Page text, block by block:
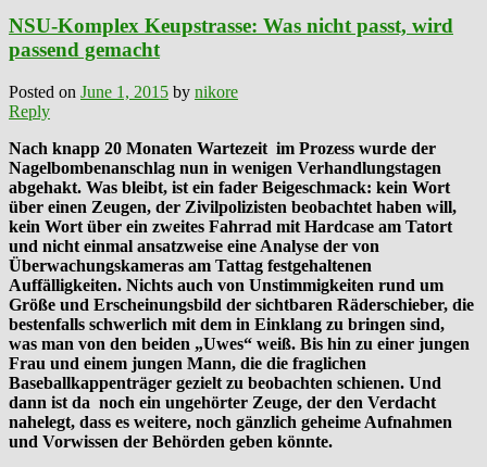
NSU-Komplex Keupstrasse: Was nicht passt, wird
passend gemacht
Posted on June 1, 2015 by nikore
Reply
Nach knapp 20 Monaten Wartezeit im Prozess wurde der
Nagelbombenanschlag nun in wenigen Verhandlungstagen
abgehakt. Was bleibt, ist ein fader Beigeschmack: kein Wort
über einen Zeugen, der Zivilpolizisten beobachtet haben will,
kein Wort über ein zweites Fahrrad mit Hardcase am Tatort
und nicht einmal ansatzweise eine Analyse der von
Überwachungskameras am Tattag festgehaltenen
Auffälligkeiten. Nichts auch von Unstimmigkeiten rund um
Größe und Erscheinungsbild der sichtbaren Räderschieber, die
bestenfalls schwerlich mit dem in Einklang zu bringen sind,
was man von den beiden „Uwes“ weiß. Bis hin zu einer jungen
Frau und einem jungen Mann, die die fraglichen
Baseballkappenträger gezielt zu beobachten schienen. Und
dann ist da noch ein ungehörter Zeuge, der den Verdacht
nahelegt, dass es weitere, noch gänzlich geheime Aufnahmen
und Vorwissen der Behörden geben könnte.